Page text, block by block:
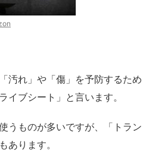
汚れ」や「傷」を予防するため
イブシート」と言います。
うものが多いですが、「トラン
あります。